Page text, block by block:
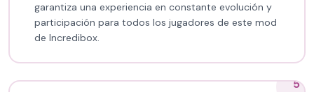
garantiza una experiencia en constante evolución y
participación para todos los jugadores de este mod
de Incredibox.
5